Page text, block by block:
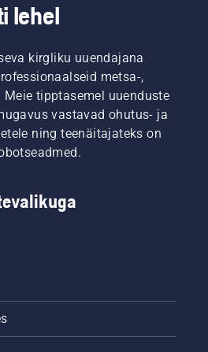
lehel
kirgliku uuendajana
metsa-,
tipptasemel uuenduste
vastavad ohutus- ja
ning teenäitajateks on